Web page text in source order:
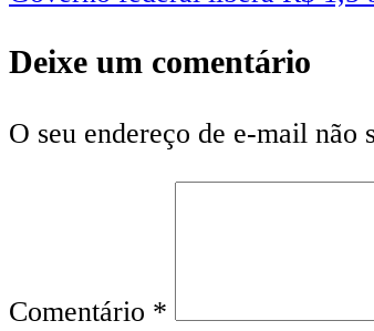
Deixe um comentário
O seu endereço de e-mail não
Comentário *